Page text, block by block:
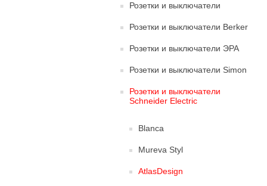
Розетки и выключатели
Розетки и выключатели Berker
Розетки и выключатели ЭРА
Розетки и выключатели Simon
Розетки и выключатели
Schneider Electric
Blanca
Mureva Styl
AtlasDesign